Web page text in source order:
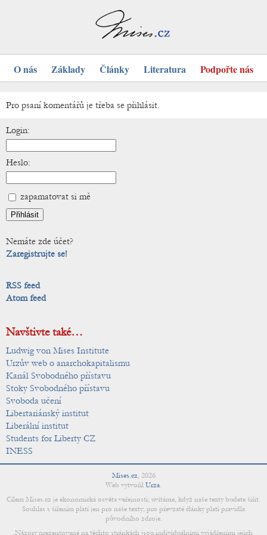
O nás Základy Články Literatura Podpořte nás
Pro psaní komentářů je třeba se přihlásit.
Login:
Heslo:
zapamatovat si mě
Nemáte zde účet?
Zaregistrujte se!
RSS feed
Atom feed
Navštivte také…
Ludwig von Mises Institute
Urzův web o anarchokapitalismu
Kanál Svobodného přístavu
Stoky Svobodného přístavu
Svoboda učení
Libertariánský institut
Liberální institut
Students for Liberty CZ
INESS
Mises.cz, 2026
Web vytvořil Urza.
Cílem Mises.cz je ekonomická osvěta veřejnosti; uvítáme, když naše texty budete šířit.
Souhlas s šířením platí jen pro naše texty; pro převzaté články platí pravidla
původního zdroje.
Názory prezentované na těchto stránkách jsou individuálními vyjádřeními jejich